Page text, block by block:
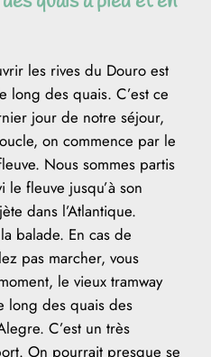
les rives du Douro est
long des quais. C’est ce
jour de notre séjour,
on commence par le
Nous sommes partis
le fleuve jusqu’à son
dans l’Atlantique.
balade. En cas de
pas marcher, vous
le vieux tramway
long des quais des
C’est un très
On pourrait presque se